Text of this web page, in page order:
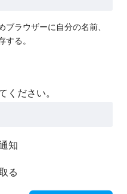
ラウザーに自分の名前、
する。
ください。
知
る